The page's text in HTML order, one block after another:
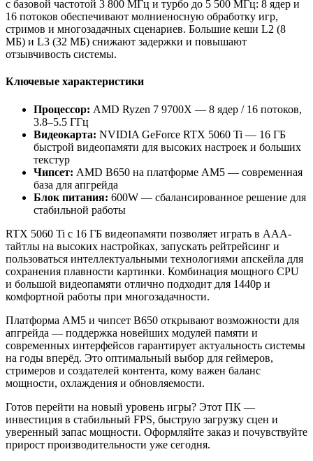
с базовой частотой 3 800 МГц и турбо до 5 500 МГц: 8 ядер и
16 потоков обеспечивают молниеносную обработку игр,
стримов и многозадачных сценариев. Большие кеши L2 (8
МБ) и L3 (32 МБ) снижают задержки и повышают
отзывчивость системы.
Ключевые характеристики
Процессор: AMD Ryzen 7 9700X — 8 ядер / 16 потоков,
3.8–5.5 ГГц
Видеокарта: NVIDIA GeForce RTX 5060 Ti — 16 ГБ
быстрой видеопамяти для высоких настроек и больших
текстур
Чипсет: AMD B650 на платформе AM5 — современная
база для апгрейда
Блок питания: 600W — сбалансированное решение для
стабильной работы
RTX 5060 Ti с 16 ГБ видеопамяти позволяет играть в AAA-
тайтлы на высоких настройках, запускать рейтрейсинг и
пользоваться интеллектуальными технологиями апскейла для
сохранения плавности картинки. Комбинация мощного CPU
и большой видеопамяти отлично подходит для 1440p и
комфортной работы при многозадачности.
Платформа AM5 и чипсет B650 открывают возможности для
апгрейда — поддержка новейших модулей памяти и
современных интерфейсов гарантирует актуальность системы
на годы вперёд. Это оптимальный выбор для геймеров,
стримеров и создателей контента, кому важен баланс
мощности, охлаждения и обновляемости.
Готов перейти на новый уровень игры? Этот ПК —
инвестиция в стабильный FPS, быструю загрузку сцен и
уверенный запас мощности. Оформляйте заказ и почувствуйте
прирост производительности уже сегодня.